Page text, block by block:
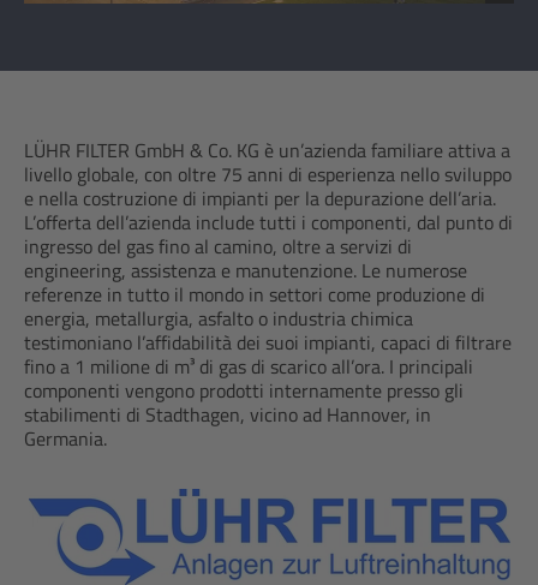
LÜHR FILTER GmbH & Co. KG è un’azienda familiare attiva a
livello globale, con oltre 75 anni di esperienza nello sviluppo
e nella costruzione di impianti per la depurazione dell’aria.
L’offerta dell’azienda include tutti i componenti, dal punto di
ingresso del gas fino al camino, oltre a servizi di
engineering, assistenza e manutenzione. Le numerose
referenze in tutto il mondo in settori come produzione di
energia, metallurgia, asfalto o industria chimica
testimoniano l’affidabilità dei suoi impianti, capaci di filtrare
fino a 1 milione di m³ di gas di scarico all’ora. I principali
componenti vengono prodotti internamente presso gli
stabilimenti di Stadthagen, vicino ad Hannover, in
Germania.